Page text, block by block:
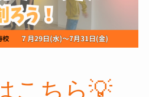
こちら💡